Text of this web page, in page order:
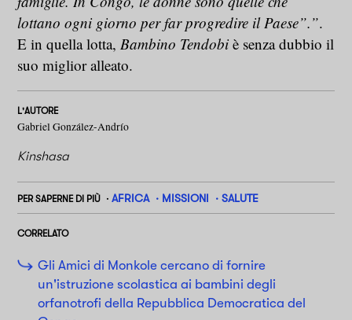
lottano ogni giorno per far progredire il Paese”.”.
E in quella lotta,Bambino Tendobi è senza dubbio il
suo miglior alleato.
L'AUTORE
Gabriel González-Andrío
Kinshasa
PER SAPERNE DI PIÙ AFRICA MISSIONI SALUTE
CORRELATO
Gli Amici di Monkole cercano di fornire
un'istruzione scolastica ai bambini degli
orfanotrofi della Repubblica Democratica del